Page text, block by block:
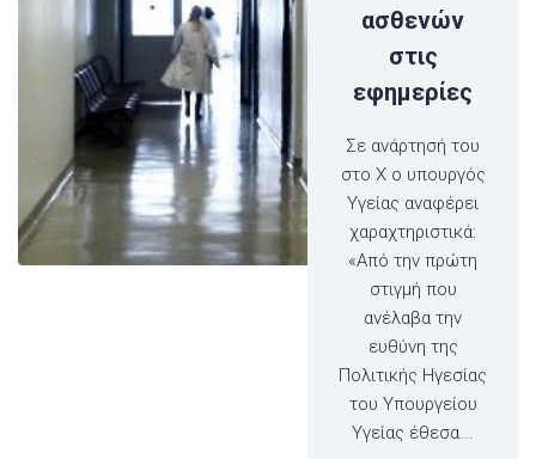
ασθενών
στις
εφημερίες
Σε ανάρτησή του
στο Χ ο υπουργός
Υγείας αναφέρει
χαραχτηριστικά:
«Από την πρώτη
στιγμή που
ανέλαβα την
ευθύνη της
Πολιτικής Ηγεσίας
του Υπουργείου
Υγείας έθεσα...